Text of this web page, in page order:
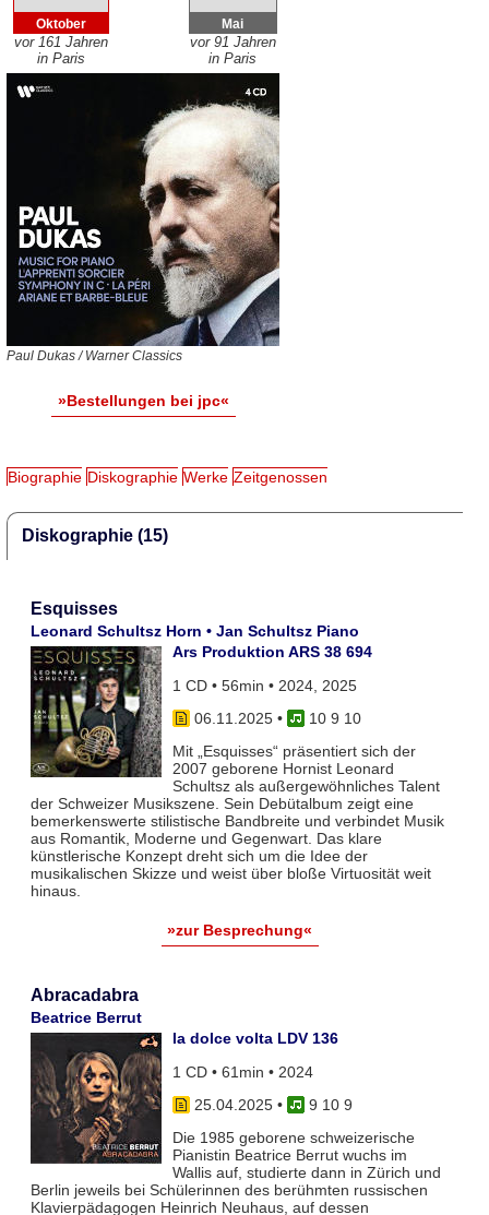
Oktober
vor 161 Jahren
in Paris
Mai
vor 91 Jahren
in Paris
Paul Dukas / Warner Classics
»Bestellungen bei jpc«
Biographie Diskographie Werke Zeitgenossen
Diskographie (15)
Esquisses
Leonard Schultsz Horn • Jan Schultsz Piano
Ars Produktion ARS 38 694
1 CD • 56min • 2024, 2025
06.11.2025•
10 9 10
Mit „Esquisses“ präsentiert sich der
2007 geborene Hornist Leonard
Schultsz als außergewöhnliches Talent
der Schweizer Musikszene. Sein Debütalbum zeigt eine
bemerkenswerte stilistische Bandbreite und verbindet Musik
aus Romantik, Moderne und Gegenwart. Das klare
künstlerische Konzept dreht sich um die Idee der
musikalischen Skizze und weist über bloße Virtuosität weit
hinaus.
»zur Besprechung«
Abracadabra
Beatrice Berrut
la dolce volta LDV 136
1 CD • 61min • 2024
25.04.2025•
9 10 9
Die 1985 geborene schweizerische
Pianistin Beatrice Berrut wuchs im
Wallis auf, studierte dann in Zürich und
Berlin jeweils bei Schülerinnen des berühmten russischen
Klavierpädagogen Heinrich Neuhaus, auf dessen